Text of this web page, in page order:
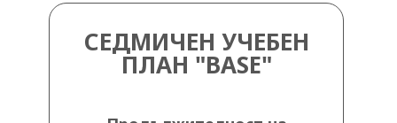
СЕДМИЧЕН УЧЕБЕН
ПЛАН "BASE"